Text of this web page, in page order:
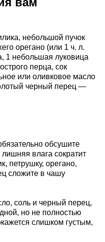
небольшой пучок
орегано (или 1 ч. л.
1 небольшая луковица
перца, сок
или оливковое масло
черный перец —
обсушите
влага сократит
петрушку, орегано,
сложите в чашу
соль и черный перец,
но не полностью
слишком густым,